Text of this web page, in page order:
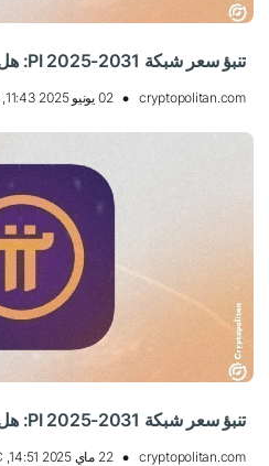
تنبؤ سعر شبكة PI 2025-2031: هل يتجاوز سعر PI السابق ATH؟
cryptopolitan.com 02 يونيو 2025 11:43, UTC
تنبؤ سعر شبكة PI 2025-2031: هل يتجاوز سعر PI السابق ATH؟
cryptopolitan.com 22 ماي 2025 14:51, UTC